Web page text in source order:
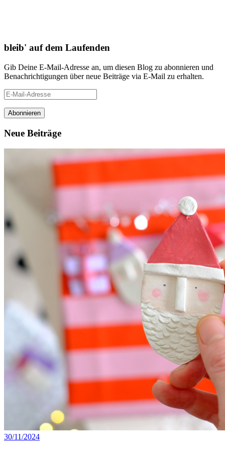
bleib' auf dem Laufenden
Gib Deine E-Mail-Adresse an, um diesen Blog zu abonnieren und
Benachrichtigungen über neue Beiträge via E-Mail zu erhalten.
E-
Mail-
Adresse
Neue Beiträge
30/11/2024